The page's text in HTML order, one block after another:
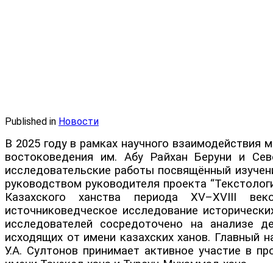
Published in Новости
В 2025 году в рамках научного
востоковедения им. Абу Райхан Беруни и
исследовательские работы посвящённый
руководством руководителя проекта
Казахского ханства периода XV–XVIII
источниковедческое исследование
исследователей сосредоточено на анализе
исходящих от имени казахских ханов. Главный
У.А. Султонов принимает активное участие в